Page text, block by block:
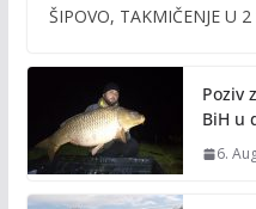
b
o
k
er l y
k
ŠIPOVO, TAKMIČENJE U 2
Poziv
BiH u
6.